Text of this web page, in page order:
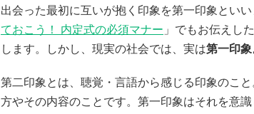
出会った最初に互いが抱く印象を第一印象とい
ておこう！ 内定式の必須マナー 」でもお伝えし
します。しかし、現実の社会では、実は第一印
第二印象とは、聴覚・言語から感じる印象のこ
方やその内容のことです。第一印象はそれを意